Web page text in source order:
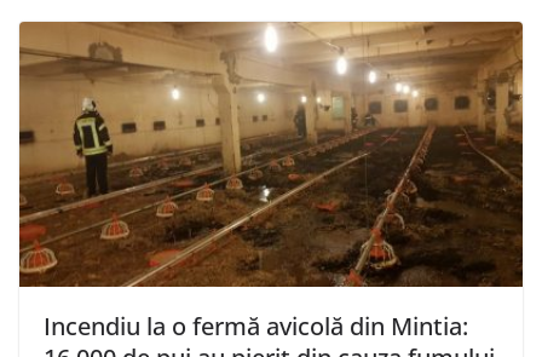
Incendiu la o fermă avicolă din Mintia: